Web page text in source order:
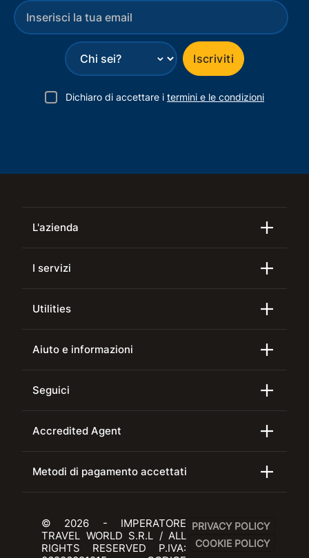
⌄ Iscriviti
Dichiaro di accettare i termini e le condizioni
L'azienda
I servizi
Utilities
Aiuto e informazioni
Seguici
Accredited Agent
Metodi di pagamento accettati
© 2026 - IMPERATORE
TRAVEL WORLD S.R.L / ALL
RIGHTS RESERVED P.IVA:
PRIVACY POLICY
COOKIE POLICY